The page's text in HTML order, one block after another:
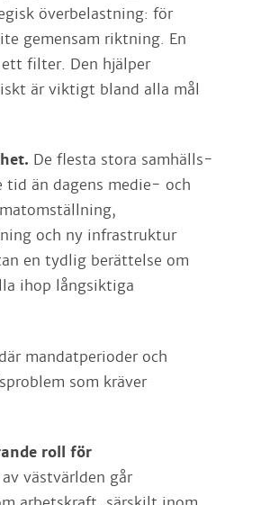
överbelastning: för
gemensam riktning. En
filter. Den hjälper
är viktigt bland alla mål
De flesta stora samhälls-
tid än dagens medie- och
och ny infrastruktur
en tydlig berättelse om
ihop långsiktiga
mandatperioder och
som kräver
roll för
västvärlden går